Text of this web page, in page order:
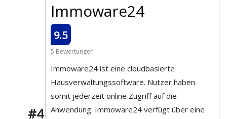
#4
Immoware24
9.5
5 Bewertungen
Immoware24 ist eine cloudbasierte
Hausverwaltungssoftware. Nutzer haben
somit jederzeit online Zugriff auf die
Anwendung. Immoware24 verfügt über eine